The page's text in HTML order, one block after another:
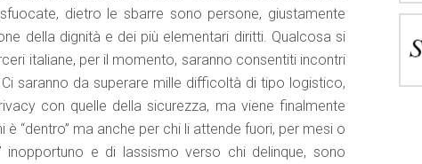
dietro le sbarre sono persone, giustamente
della dignità e dei più elementari diritti. Qualcosa si
italiane, per il momento, saranno consentiti incontri
saranno da superare mille difficoltà di tipo logistico,
con quelle della sicurezza, ma viene finalmente
“dentro” ma anche per chi li attende fuori, per mesi o
inopportuno e di lassismo verso chi delinque, sono